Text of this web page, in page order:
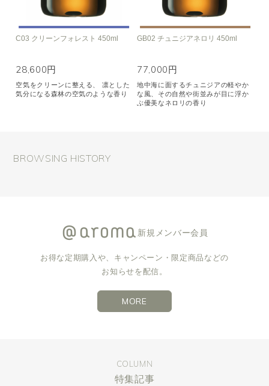
C03 クリーンフォレスト 450ml
28,600円
空気をクリーンに整える、 凛とした
気分になる森林の空気のような香り
GB02 チュニジアネロリ 450ml
77,000円
地中海に面するチュニジアの軽やか
な風、その自然や街並みが目に浮か
ぶ優美なネロリの香り
BROWSING HISTORY
新規メンバー会員
お得な定期購入や、キャンペーン・限定商品などの
お知らせを配信。
MORE
COLUMN
特集記事